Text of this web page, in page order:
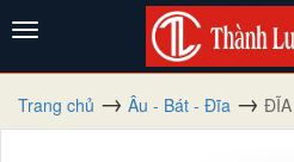
Trang chủ Âu - Bát - Đĩa